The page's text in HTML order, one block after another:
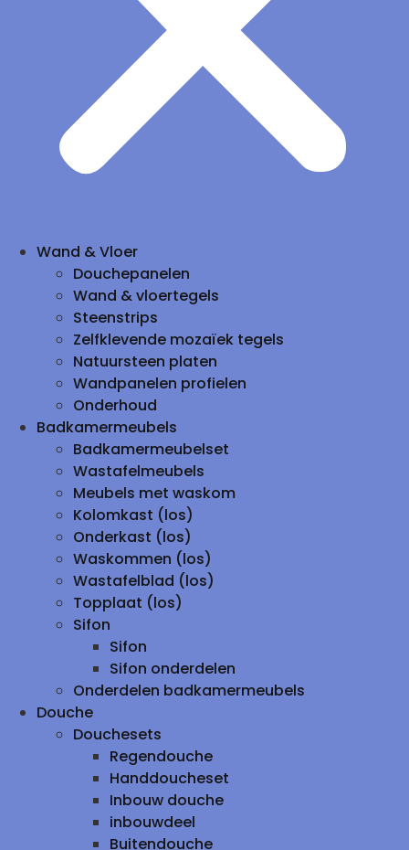
Wand & Vloer
Douchepanelen
Wand & vloertegels
Steenstrips
Zelfklevende mozaïek tegels
Natuursteen platen
Wandpanelen profielen
Onderhoud
Badkamermeubels
Badkamermeubelset
Wastafelmeubels
Meubels met waskom
Kolomkast (los)
Onderkast (los)
Waskommen (los)
Wastafelblad (los)
Topplaat (los)
Sifon
Sifon
Sifon onderdelen
Onderdelen badkamermeubels
Douche
Douchesets
Regendouche
Handdoucheset
Inbouw douche
inbouwdeel
Buitendouche